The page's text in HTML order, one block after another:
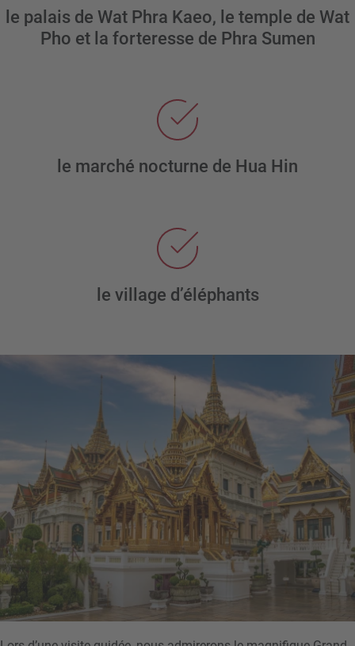
le palais de Wat Phra Kaeo, le temple de Wat
Pho et la forteresse de Phra Sumen
le marché nocturne de Hua Hin
le village d’éléphants